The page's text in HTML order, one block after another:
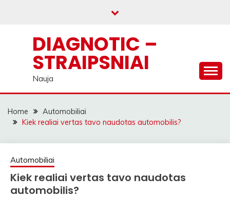
DIAGNOTIC –
STRAIPSNIAI
Nauja
Home
Automobiliai
Kiek realiai vertas tavo naudotas automobilis?
Automobiliai
Kiek realiai vertas tavo naudotas
automobilis?